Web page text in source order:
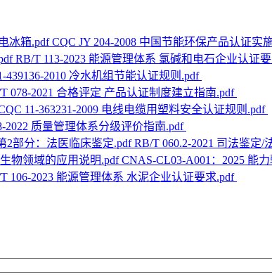
CQC JY 204-2008 中国节能环保产品认证实
RB/T 113-2023 能源管理体系 氯碱和电石企业认证
439136-2010 冷水机组节能认证规则.pdf
078-2021 合格评定 产品认证制度建立指南.pdf
11-363231-2009 电线电缆用塑料安全认证规则.pdf
2022 质量管理体系分级评价指南.pdf
RB/T 060.2-2021 司法鉴定
CNAS-CL03-A001：2025 能
106-2023 能源管理体系 水泥企业认证要求.pdf